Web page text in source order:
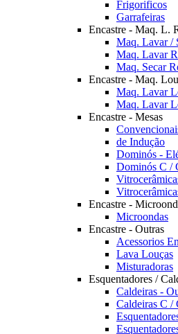
Frigorificos
Garrafeiras
Encastre - Maq. L.
Maq. Lavar /
Maq. Lavar
Maq. Secar
Encastre - Maq.
Maq. Lavar
Maq. Lavar
Encastre - Mesas
de Indução
Dominós -
Dominós C /
Encastre -
Microondas
Encastre - Outras
Acessorios
Lava Louças
Misturadoras
Esquentadores /
Caldeiras -
Caldeiras C /